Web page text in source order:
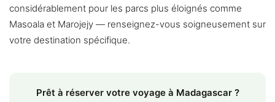
considérablement pour les parcs plus éloignés comme
Masoala et Marojejy — renseignez-vous soigneusement sur
votre destination spécifique.
Prêt à réserver votre voyage à Madagascar ?